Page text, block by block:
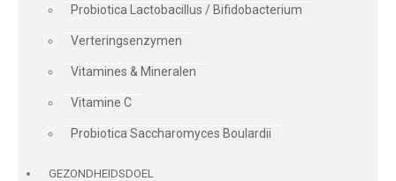
Probiotica Lactobacillus / Bifidobacterium
Verteringsenzymen
Vitamines & Mineralen
Vitamine C
Probiotica Saccharomyces Boulardii
GEZONDHEIDSDOEL